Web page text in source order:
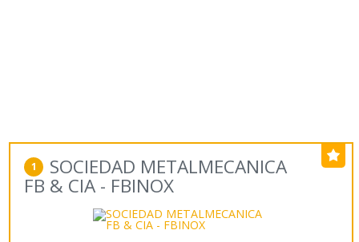
1 SOCIEDAD METALMECANICA
FB & CIA - FBINOX